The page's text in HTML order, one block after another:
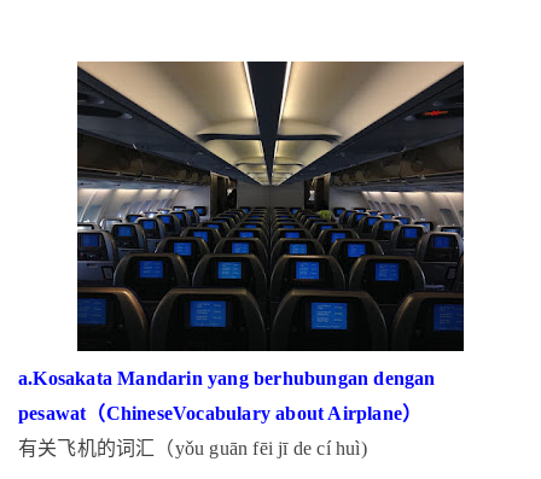
a.Kosakata Mandarin yang berhubungan dengan
pesawat（ChineseVocabulary about Airplane）
有关飞机的词汇（yǒu guān fēi jī de cí huì)